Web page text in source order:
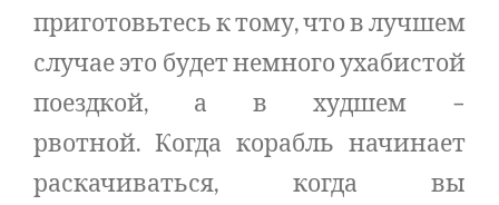
приготовьтесь к тому, что в лучшем
случае это будет немного ухабистой
поездкой, а в худшем –
рвотной. Когда корабль начинает
раскачиваться, когда вы